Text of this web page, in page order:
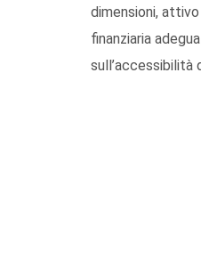
dimensioni,
finanziaria
sull’accessibilità